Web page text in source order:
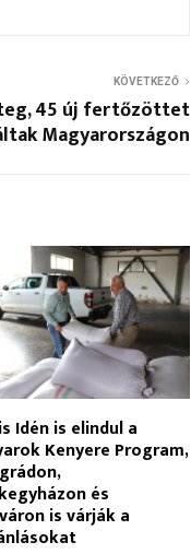
KÖVETKEZŐ
45 új fertőzöttet
Magyarországon
Idén is elindul a
Kenyere Program,
és
is várják a